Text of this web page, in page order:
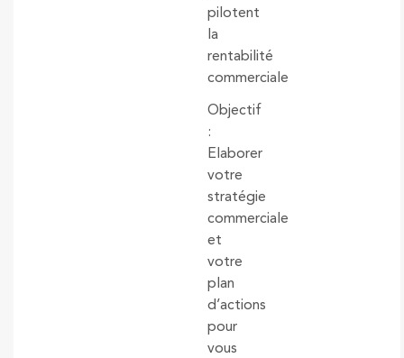
pilotent
la
rentabilité
commerciale
Objectif
:
Elaborer
votre
stratégie
commerciale
et
votre
plan
d’actions
pour
vous